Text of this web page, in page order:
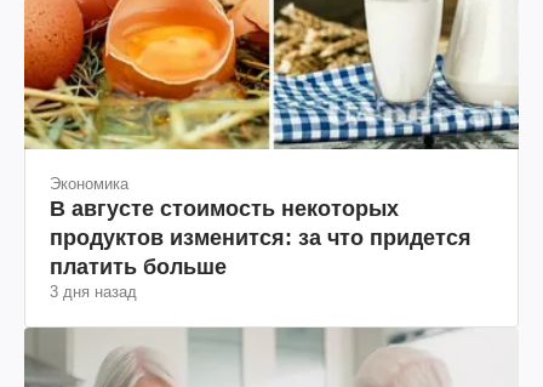
Экономика
В августе стоимость некоторых
продуктов изменится: за что придется
платить больше
3 дня назад